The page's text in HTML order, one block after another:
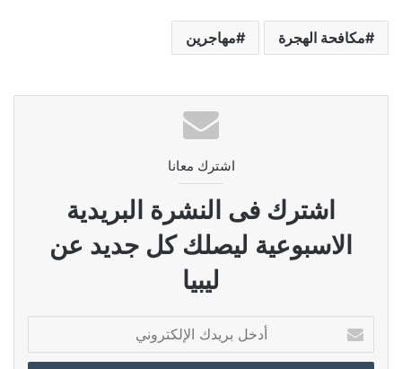
مكافحة الهجرة مهاجرين
اشترك معانا
اشترك فى النشرة البريدية
الاسبوعية ليصلك كل جديد عن
ليبيا
بريدك
الإلكتروني